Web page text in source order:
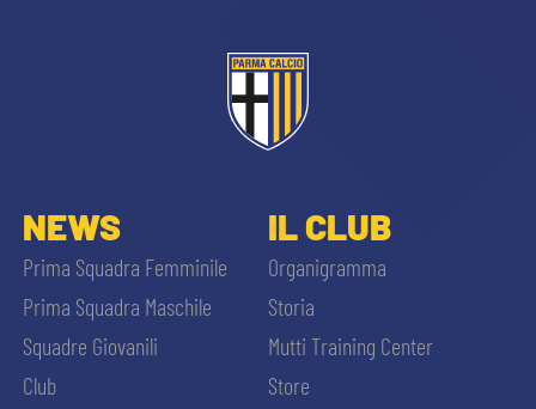
NEWS
Prima Squadra Femminile
Prima Squadra Maschile
Squadre Giovanili
Club
IL CLUB
Organigramma
Storia
Mutti Training Center
Store